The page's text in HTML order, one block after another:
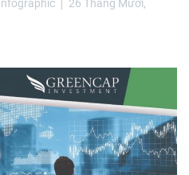
26 Tháng Mười,